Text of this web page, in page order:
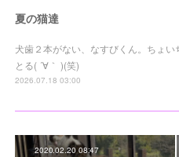
夏の猫達
犬歯２本がない、なすびくん。ちょい
とる( ´∀｀ )(笑)
2026.07.18 03:00
2020.02.20 08:47